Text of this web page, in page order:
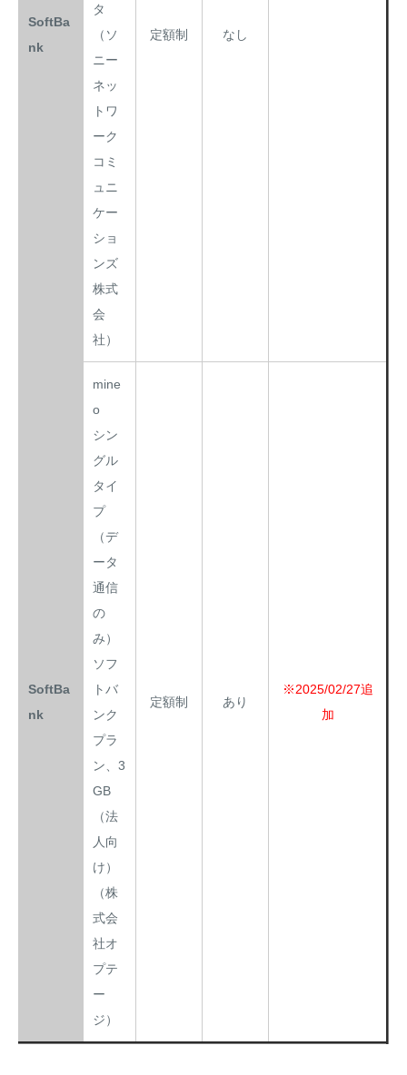
SoftBa
nk
タ
（ソ
ニー
ネッ
トワ
ーク
コミ
ュニ
ケー
ショ
ンズ
株式
会
社）
定額制 なし
SoftBa
nk
mine
o
シン
グル
タイ
プ
（デ
ータ
通信
の
み）
ソフ
トバ
ンク
プラ
ン、3
GB
（法
人向
け）
（株
式会
社オ
プテ
ー
ジ）
定額制 あり
※2025/02/27追
加